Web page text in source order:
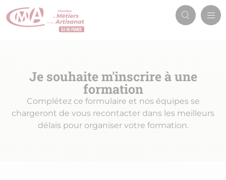
Aller
au
Je souhaite m'inscrire à une
formation
Complétez ce formulaire et nos équipes se
chargeront de vous recontacter dans les meilleurs
délais pour organiser votre formation.